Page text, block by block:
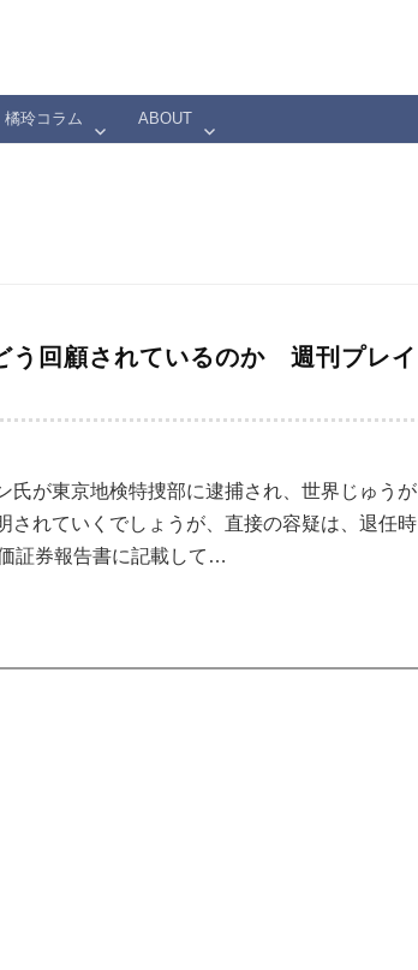
橘玲コラム ABOUT
う回顧されているのか 週刊プレイ
氏が東京地検特捜部に逮捕され、世界じゅうが
されていくでしょうが、直接の容疑は、退任時
証券報告書に記載して…